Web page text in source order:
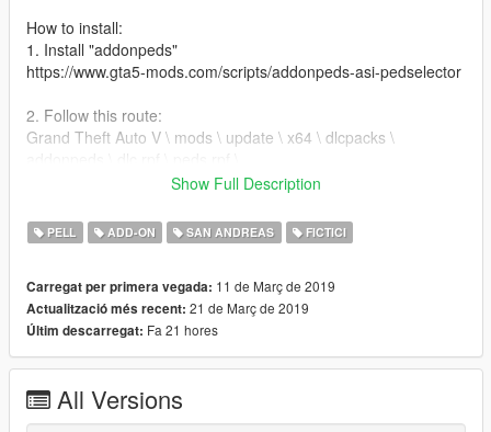
How to install:
1. Install "addonpeds"
https://www.gta5-mods.com/scripts/addonpeds-asi-pedselector
2. Follow this route:
Grand Theft Auto V \ mods \ update \ x64 \ dlcpacks \
Follow me on Patreon :)
-
-
The models are at ground level, only that the textures of the
GTA SA map are low and give the idea that this is not the
case:p
Show Full Description
PELL ADD-ON SAN ANDREAS FICTICI
Carregat per primera vegada: 11 de Març de 2019
Actualització més recent: 21 de Març de 2019
Últim descarregat: Fa 21 hores
All Versions